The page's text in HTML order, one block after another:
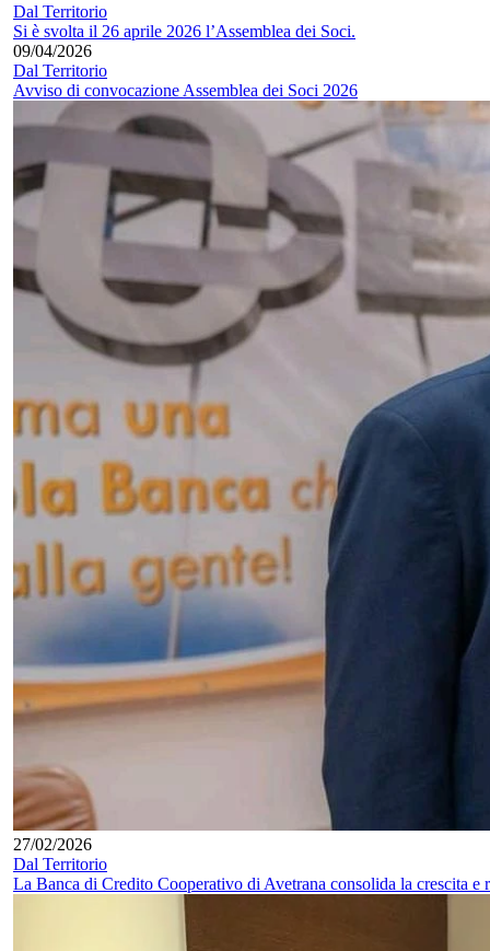
Dal Territorio
Si è svolta il 26 aprile 2026 l’Assemblea dei Soci.
09/04/2026
Dal Territorio
Avviso di convocazione Assemblea dei Soci 2026
27/02/2026
Dal Territorio
La Banca di Credito Cooperativo di Avetrana consolida la crescita